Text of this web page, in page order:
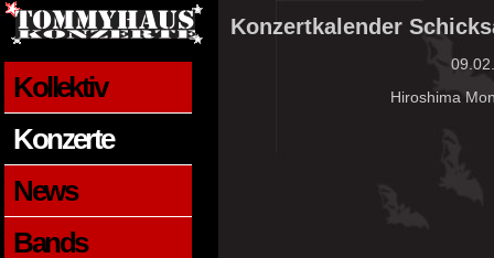
Kollektiv
Konzerte
News
Bands
Konzertkalender
Hiroshima